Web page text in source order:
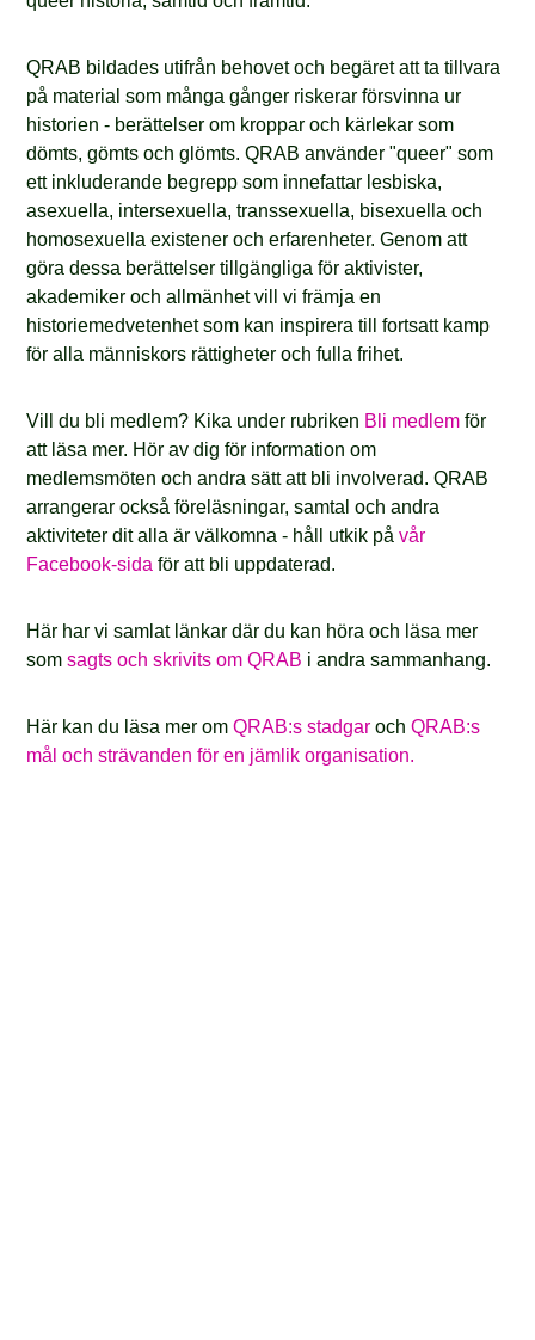
QRAB bildades utifrån behovet och begäret att ta tillvara
på material som många gånger riskerar försvinna ur
historien - berättelser om kroppar och kärlekar som
dömts, gömts och glömts. QRAB använder "queer" som
ett inkluderande begrepp som innefattar lesbiska,
asexuella, intersexuella, transsexuella, bisexuella och
homosexuella existener och erfarenheter. Genom att
göra dessa berättelser tillgängliga för aktivister,
akademiker och allmänhet vill vi främja en
historiemedvetenhet som kan inspirera till fortsatt kamp
för alla människors rättigheter och fulla frihet.
Vill du bli medlem? Kika under rubriken Bli medlem för
att läsa mer. Hör av dig för information om
medlemsmöten och andra sätt att bli involverad. QRAB
arrangerar också föreläsningar, samtal och andra
aktiviteter dit alla är välkomna - håll utkik påvår
Facebook-sida för att bli uppdaterad.
Här har vi samlat länkar där du kan höra och läsa mer
somsagts och skrivits om QRAB i andra sammanhang.
Här kan du läsa mer omQRAB:s stadgar ochQRAB:s
mål och strävanden för en jämlik organisation.